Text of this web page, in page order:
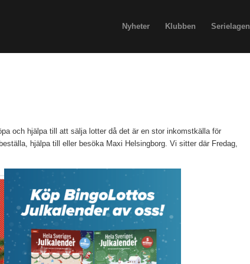
Nyheter Klubben Serielagen
och hjälpa till att sälja lotter då det är en stor inkomstkälla för
hjälpa till eller besöka Maxi Helsingborg. Vi sitter där Fredag,